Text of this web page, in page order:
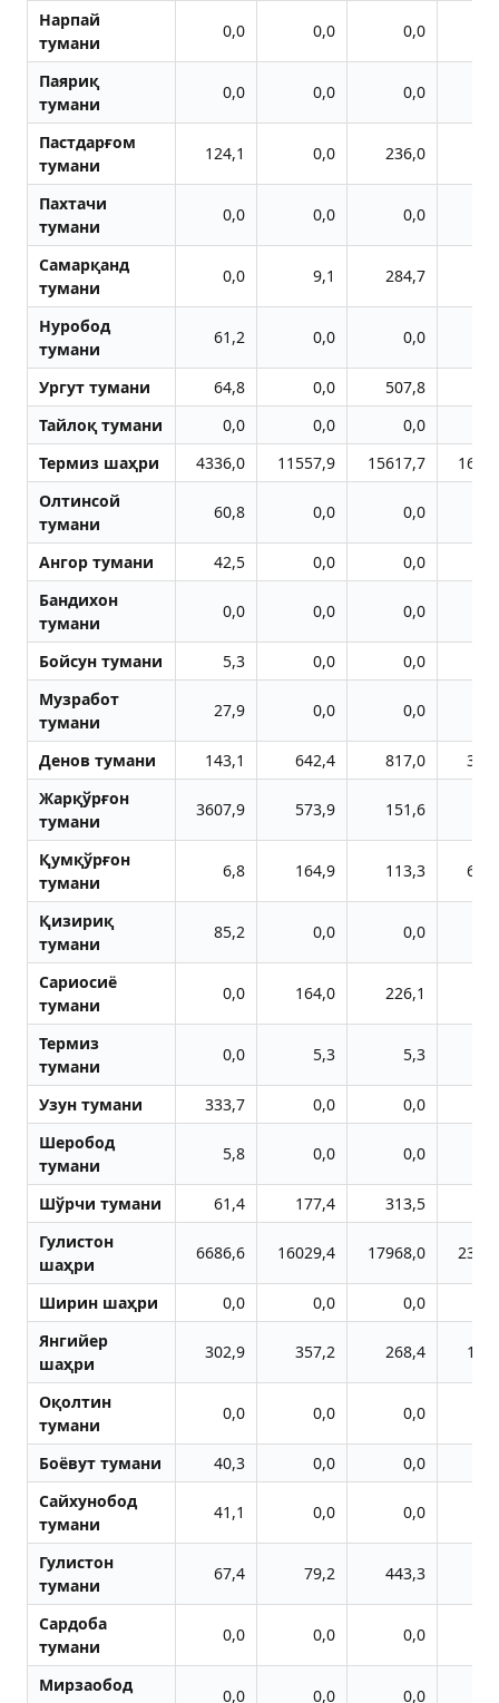
Нарпай
тумани
0,0 0,0 0,0
Паяриқ
тумани
0,0 0,0 0,0
Пастдарғом
тумани
124,1 0,0 236,0
Пахтачи
тумани
0,0 0,0 0,0
Самарқанд
тумани
0,0 9,1 284,7
Нуробод
тумани
61,2 0,0 0,0
Ургут тумани 64,8 0,0 507,8
Тайлоқ тумани
0,0 0,0 0,0
Термиз шаҳри
4336,0 11557,9 15617,7
Олтинсой
тумани
60,8 0,0 0,0
Aнгор тумани 42,5 0,0 0,0
Бандихон
тумани
0,0 0,0 0,0
Бойсун тумани 5,3 0,0 0,0
Музработ
тумани
27,9 0,0 0,0
Денов тумани 143,1 642,4 817,0
Жарқўрғон
тумани
3607,9 573,9 151,6
Қумқўрғон
тумани
6,8 164,9 113,3
Қизириқ
тумани
85,2 0,0 0,0
Сариосиё
тумани
0,0 164,0 226,1
Термиз
тумани
0,0 5,3 5,3
Узун тумани 333,7 0,0 0,0
Шеробод
тумани
5,8 0,0 0,0
Шўрчи тумани 61,4 177,4 313,5
Гулистон
шаҳри
6686,6 16029,4 17968,0
Ширин шаҳри 0,0 0,0 0,0
Янгийер
шаҳри
302,9 357,2 268,4
Оқолтин
тумани
0,0 0,0 0,0
Боёвут тумани 40,3 0,0 0,0
Сайхунобод
тумани
41,1 0,0 0,0
Гулистон
тумани
67,4 79,2 443,3
Сардоба
тумани
0,0 0,0 0,0
Мирзаобод
0,0 0,0 0,0